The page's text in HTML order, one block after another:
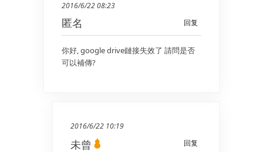
2016/6/22 08:23
回复
匿名
你好, google drive鏈接失效了 請問是否
可以補傳?
2016/6/22 10:19
回复
未曾